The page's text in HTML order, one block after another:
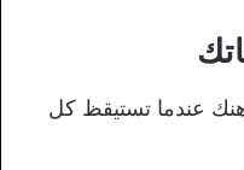
عندما تستيقظ كل